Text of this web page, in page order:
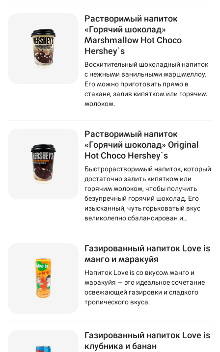
Растворимый напиток
«Горячий шоколад»
Marshmallow Hot Choco
Hershey`s
Восхитительный шоколадный напиток
с нежными ванильными маршмеллоу.
Его можно приготовить прямо в
стакане, залив кипятком или горячим
молоком.
Растворимый напиток
«Горячий шоколад» Original
Hot Choco Hershey`s
Быстрорастворимый напиток, который
достаточно залить кипятком или
горячим молоком, чтобы получить
безупречный горячий шоколад. Его
изысканный, чуть горьковатый вкус
великолепно сбалансирован и
Газированный напиток Love is
манго и маракуйя
Напиток Love is со вкусом манго и
маракуйя — это идеальное сочетание
освежающей газировки и сладкого
тропического вкуса.
Газированный напиток Love is
клубника и банан